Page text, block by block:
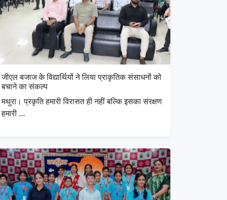
जीएल बजाज के विद्यार्थियों ने लिया प्राकृतिक संसाधनों को
बचाने का संकल्प
मथुरा। प्रकृति हमारी विरासत ही नहीं बल्कि इसका संरक्षण
हमारी …